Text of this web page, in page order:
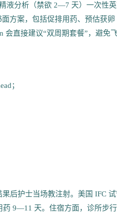
液分析（禁欲 2—7 天）一次性
方案，包括促排用药、预估获卵
会直接建议“双周期套餐”，避免
；
后护士当场教注射。美国 IFC
药 9—11 天。住宿方面，诊所步